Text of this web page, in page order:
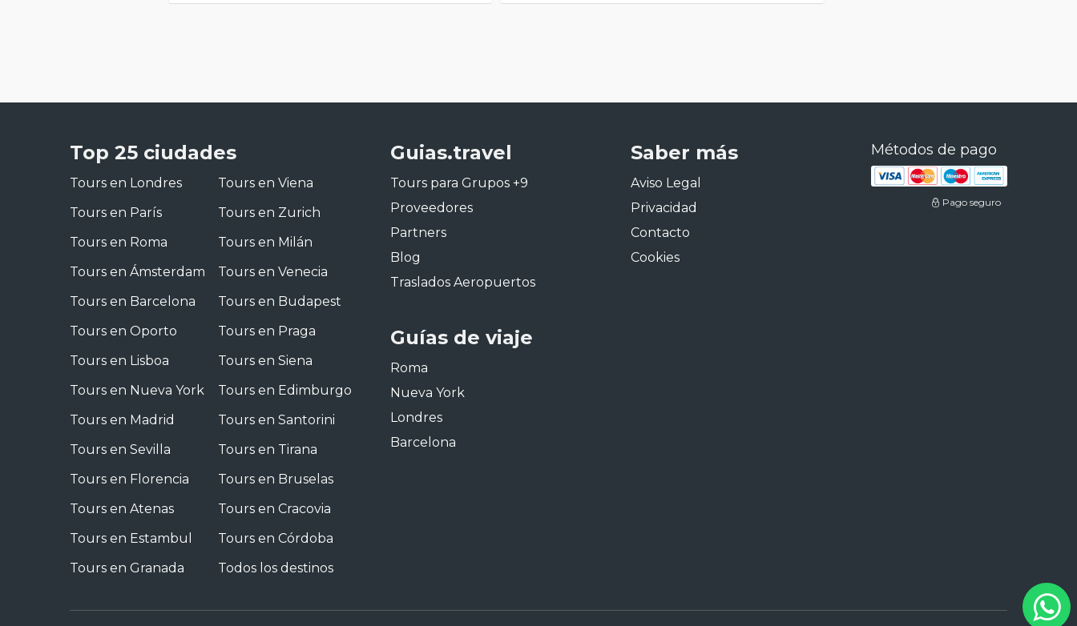
decir el más visitado del
anticipadas, tours
Top 25 ciudades
Tours en Londres
Tours en París
Tours en Roma
Tours en Ámsterdam
Tours en Barcelona
Tours en Oporto
Tours en Lisboa
Tours en Nueva York
Tours en Madrid
Tours en Sevilla
Tours en Florencia
Tours en Atenas
Tours en Estambul
Tours en Granada
Tours en Viena
Tours en Zurich
Tours en Milán
Tours en Venecia
Tours en Budapest
Tours en Praga
Tours en Siena
Tours en Edimburgo
Tours en Santorini
Tours en Tirana
Tours en Bruselas
Tours en Cracovia
Tours en Córdoba
Todos los destinos
Guias.travel
Tours para Grupos +9
Proveedores
Partners
Blog
Traslados Aeropuertos
Guías de viaje
Roma
Nueva York
Londres
Barcelona
Saber más
Aviso Legal
Privacidad
Contacto
Cookies
Métodos de pago
Pago seguro